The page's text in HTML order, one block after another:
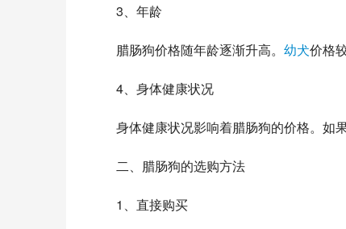
3、年龄
腊肠狗价格随年龄逐渐升高。 幼犬价格
4、身体健康状况
身体健康状况影响着腊肠狗的价格。如果
二、腊肠狗的选购方法
1、直接购买